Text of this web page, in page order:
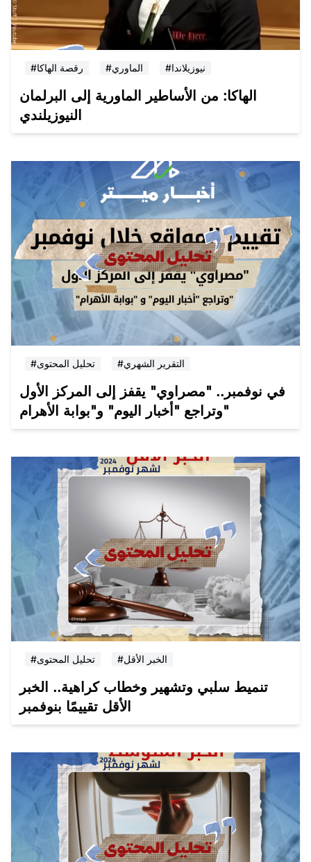
#رقصة الهاكا #الماوري #نيوزيلاندا
الهاكا: من الأساطير الماورية إلى البرلمان
النيوزيلندي
#تحليل المحتوى #التقرير الشهري
في نوفمبر.. "مصراوي" يقفز إلى المركز الأول
وتراجع "أخبار اليوم" و"بوابة الأهرام"
#تحليل المحتوى #الخبر الأقل
تنميط سلبي وتشهير وخطاب كراهية.. الخبر
الأقل تقييمًا بنوفمبر